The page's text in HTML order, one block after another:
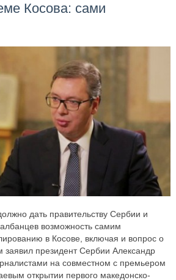
Косова: сами
дать правительству Сербии и
албанцев возможность самим
в Косове, включая и вопрос о
заявил президент Сербии Александр
на совместном с премьером
открытии первого македонско-